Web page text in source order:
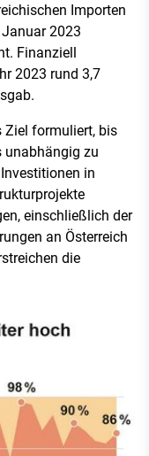
Importen
2023
Finanziell
2023 rund 3,7
Ziel formuliert, bis
unabhängig zu
in
einschließlich der
an Österreich
die